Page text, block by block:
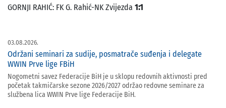
GORNJI RAHIĆ: FK G. Rahić-NK Zvijezda 1:1
03.08.2026.
Održani seminari za sudije, posmatrače suđenja i delegate
WWIN Prve lige FBiH
Nogometni savez Federacije BiH je u sklopu redovnih aktivnosti pred
početak takmičarske sezone 2026/2027 održao redovne seminare za
službena lica WWIN Prve lige Federacije BiH.